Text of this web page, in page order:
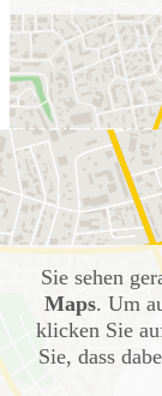
Sie sehen
Maps. Um
klicken Sie
Sie, dass